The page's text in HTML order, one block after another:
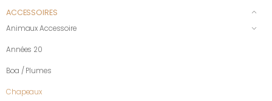
ACCESSOIRES
Animaux Accessoire
Années 20
Boa / Plumes
Chapeaux